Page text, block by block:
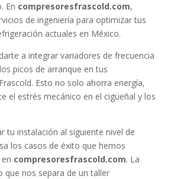
En compresoresfrascold.com,
de ingeniería para optimizar tus
actuales en México.
a integrar variadores de frecuencia
picos de arranque en tus
Esto no solo ahorra energía,
el estrés mecánico en el cigüeñal y los
tu instalación al siguiente nivel de
los casos de éxito que hemos
compresoresfrascold.com. La
que nos separa de un taller